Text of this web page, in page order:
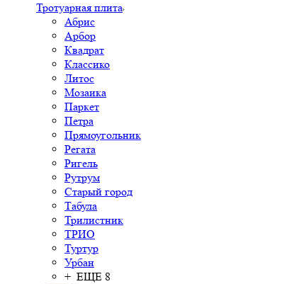
Тротуарная плита
Абрис
Арбор
Квадрат
Классико
Литос
Мозаика
Паркет
Петра
Прямоугольник
Регата
Ригель
Рутрум
Старый город
Табула
Трилистник
ТРИО
Туртур
Урбан
+ ЕЩЕ 8